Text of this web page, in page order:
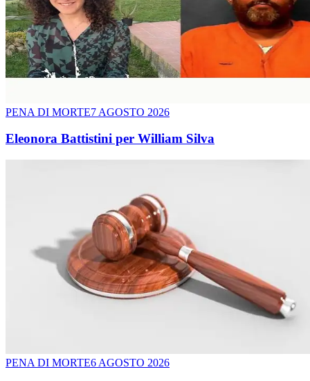
PENA DI MORTE7 AGOSTO 2026
Eleonora Battistini per William Silva
PENA DI MORTE6 AGOSTO 2026